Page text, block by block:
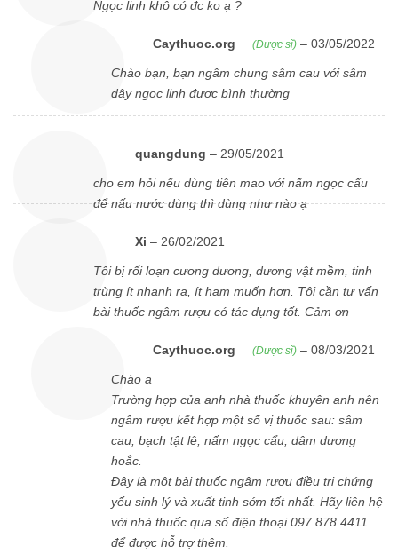
Ngọc linh khô có đc ko ạ ?
Caythuoc.org (Dược sĩ) – 03/05/2022
Chào bạn, bạn ngâm chung sâm cau với sâm
dây ngọc linh được bình thường
quangdung – 29/05/2021
cho em hỏi nếu dùng tiên mao với nấm ngọc cẩu
để nấu nước dùng thì dùng như nào ạ
Xi – 26/02/2021
Tôi bị rối loạn cương dương, dương vật mềm, tinh
trùng ít nhanh ra, ít ham muốn hơn. Tôi cần tư vấn
bài thuốc ngâm rượu có tác dụng tốt. Cảm ơn
Caythuoc.org (Dược sĩ) – 08/03/2021
Chào a
Trường hợp của anh nhà thuốc khuyên anh nên
ngâm rượu kết hợp một số vị thuốc sau: sâm
cau, bạch tật lê, nấm ngọc cẩu, dâm dương
hoắc.
Đây là một bài thuốc ngâm rượu điều trị chứng
yếu sinh lý và xuất tinh sớm tốt nhất. Hãy liên hệ
với nhà thuốc qua số điện thoại 097 878 4411
để được hỗ trợ thêm.